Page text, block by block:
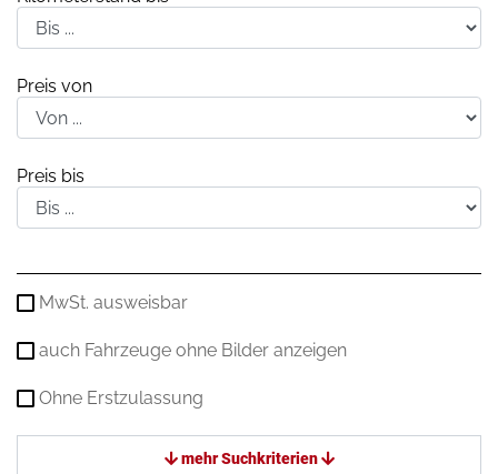
Preis von
Preis bis
MwSt. ausweisbar
auch Fahrzeuge ohne Bilder anzeigen
Ohne Erstzulassung
mehr Suchkriterien